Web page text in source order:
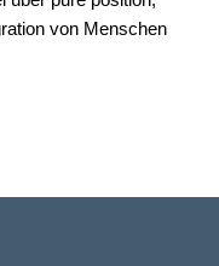
von Menschen